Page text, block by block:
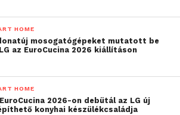
HOME
mosogatógépeket mutatott be
az EuroCucina 2026 kiállításon
HOME
2026-on debütál az LG új
konyhai készülékcsaládja